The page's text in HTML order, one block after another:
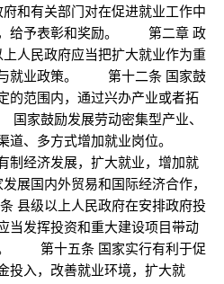
有关部门对在促进就业工作中
，给予表彰和奖励。 第二章 政
民政府应当把扩大就业作为重
与就业政策。 第十二条 国家鼓
的范围内，通过兴办产业或者拓
家鼓励发展劳动密集型产业、
道、多方式增加就业岗位。
制经济发展，扩大就业，增加就
国内外贸易和国际经济合作，
级以上人民政府在安排政府投
当发挥投资和重大建设项目带动
。 第十五条 国家实行有利于促
投入，改善就业环境，扩大就